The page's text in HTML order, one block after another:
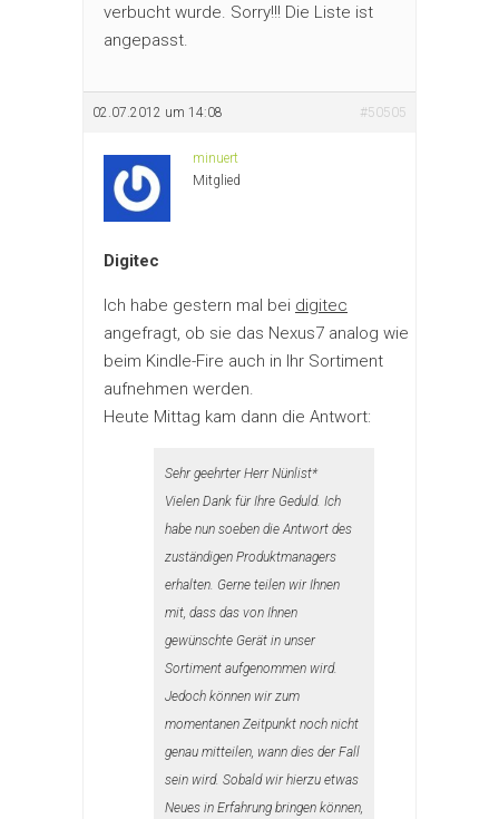
verbucht wurde. Sorry!!! Die Liste ist
angepasst.
02.07.2012 um 14:08 #50505
minuert
Mitglied
Digitec
Ich habe gestern mal bei digitec
angefragt, ob sie das Nexus7 analog wie
beim Kindle-Fire auch in Ihr Sortiment
aufnehmen werden.
Heute Mittag kam dann die Antwort:
Sehr geehrter Herr Nünlist*
Vielen Dank für Ihre Geduld. Ich
habe nun soeben die Antwort des
zuständigen Produktmanagers
erhalten. Gerne teilen wir Ihnen
mit, dass das von Ihnen
gewünschte Gerät in unser
Sortiment aufgenommen wird.
Jedoch können wir zum
momentanen Zeitpunkt noch nicht
genau mitteilen, wann dies der Fall
sein wird. Sobald wir hierzu etwas
Neues in Erfahrung bringen können,